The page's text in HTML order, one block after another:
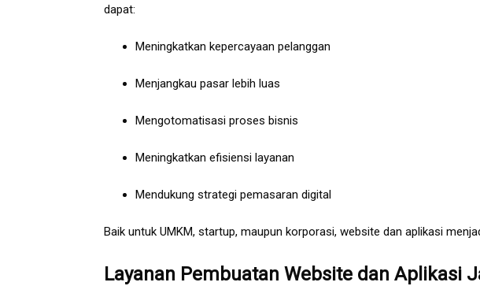
dapat:
Meningkatkan kepercayaan pelanggan
Menjangkau pasar lebih luas
Mengotomatisasi proses bisnis
Meningkatkan efisiensi layanan
Mendukung strategi pemasaran digital
Baik untuk UMKM, startup, maupun korporasi, website dan aplikasi
Layanan Pembuatan Website dan Aplikasi